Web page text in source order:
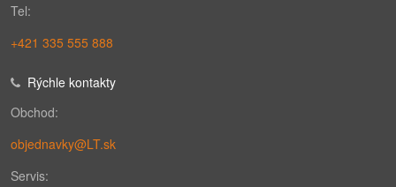
Tel:
+421 335 555 888
Rýchle kontakty
Obchod:
objednavky@LT.sk
Servis: